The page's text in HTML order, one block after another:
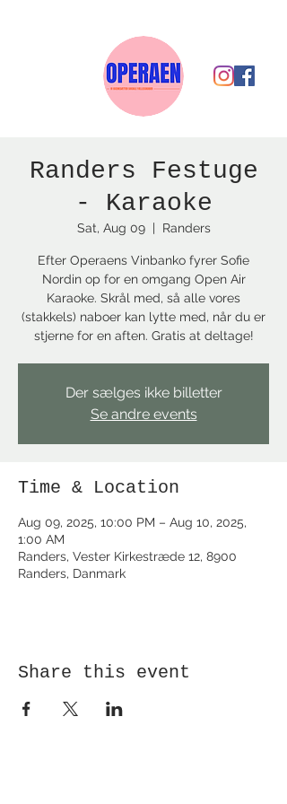
Randers Festuge
- Karaoke
Sat, Aug 09
  |
Randers
Efter Operaens Vinbanko fyrer Sofie
Nordin op for en omgang Open Air
Karaoke. Skrål med, så alle vores
(stakkels) naboer kan lytte med, når du er
stjerne for en aften. Gratis at deltage!
Der sælges ikke billetter
Se andre events
Time & Location
Aug 09, 2025, 10:00 PM – Aug 10, 2025,
1:00 AM
Randers, Vester Kirkestræde 12, 8900
Randers, Danmark
Share this event